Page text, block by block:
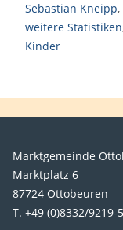
Sebastian Kneipp,
weitere Statistiken
Kinder
Marktgemeinde
Marktplatz 6
87724 Ottobeuren
T. +49 (0)8332/9219-